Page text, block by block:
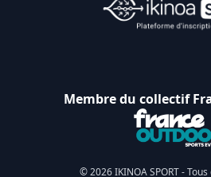
Membre du collectif
© 2026 IKINOA SPORT -